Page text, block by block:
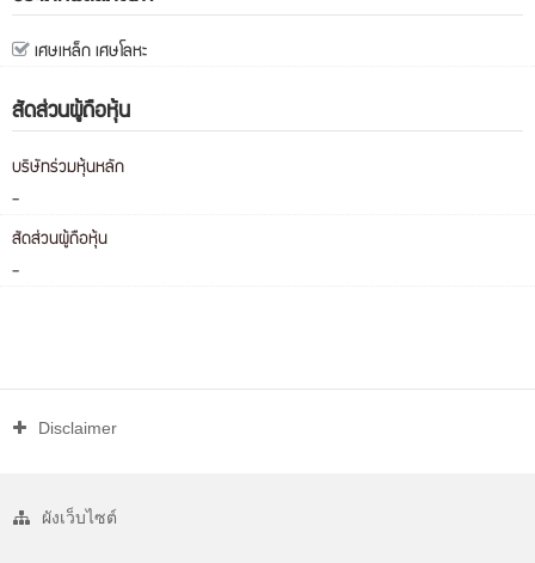
เศษเหล็ก เศษโลหะ
สัดส่วนผู้ถือหุ้น
บริษัทร่วมหุ้นหลัก
-
สัดส่วนผู้ถือหุ้น
-
Disclaimer
ผังเว็บไซต์